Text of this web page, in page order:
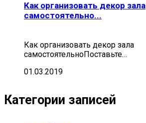
Как организовать декор зала
самостоятельно...
Как организовать декор зала
самостоятельноПоставьте…
01.03.2019
Категории записей